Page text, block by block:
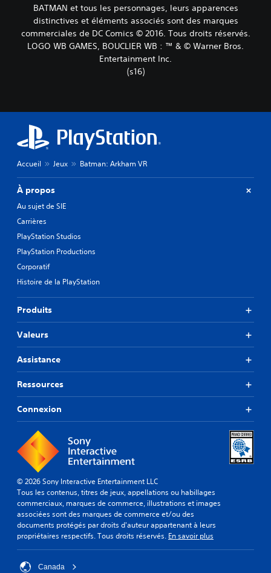
BATMAN et tous les personnages, leurs apparences
distinctives et éléments associés sont des marques
commerciales de DC Comics © 2016. Tous droits réservés.
LOGO WB GAMES, BOUCLIER WB : ™ & © Warner Bros.
Entertainment Inc.
(s16)
Accueil Jeux Batman: Arkham VR
À propos
Au sujet de SIE
Carrières
PlayStation Studios
PlayStation Productions
Corporatif
Histoire de la PlayStation
Produits
Valeurs
Assistance
Ressources
Connexion
© 2026 Sony Interactive Entertainment LLC
Tous les contenus, titres de jeux, appellations ou habillages
commerciaux, marques de commerce, illustrations et images
associées sont des marques de commerce et/ou des
documents protégés par droits d'auteur appartenant à leurs
propriétaires respectifs. Tous droits réservés. En savoir plus
Canada